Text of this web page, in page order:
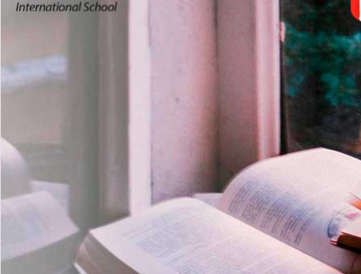
es
Com imersão Bilingue - Anos
Finais
6º AO 9º ANO FUNDAMENTAL
Inglês: Turmas Reduzidas
(Proficiência)